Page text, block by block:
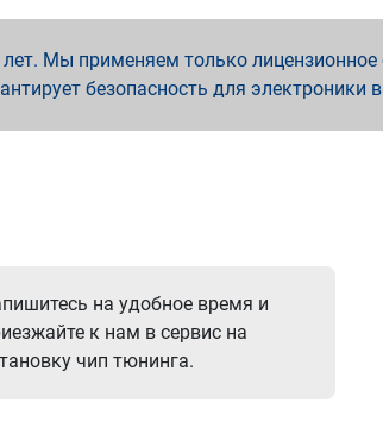
Мы применяем только лицензионное
безопасность для электроники
на удобное время и
к нам в сервис на
чип тюнинга.